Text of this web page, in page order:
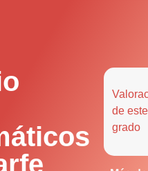
de este
grado